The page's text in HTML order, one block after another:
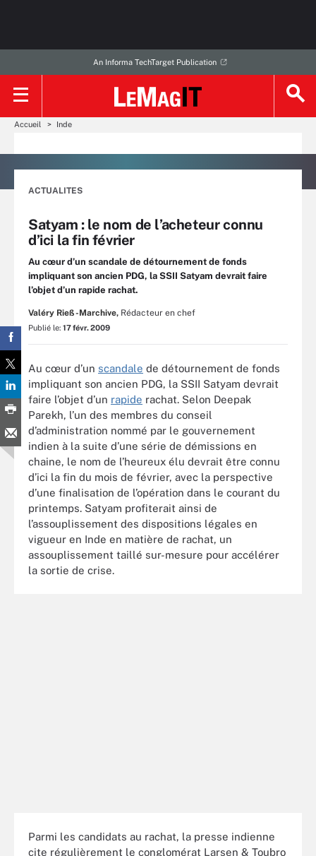
An Informa TechTarget Publication
Accueil Inde
ACTUALITES
Satyam : le nom de l’acheteur connu
d’ici la fin février
Au cœur d’un scandale de détournement de fonds
impliquant son ancien PDG, la SSII Satyam devrait faire
l’objet d’un rapide rachat.
Valéry Rieß-Marchive, Rédacteur en chef
Publié le: 17 févr. 2009
Au cœur d’un scandale de détournement de fonds
impliquant son ancien PDG, la SSII Satyam devrait
faire l’objet d’un rapide rachat. Selon Deepak
Parekh, l’un des membres du conseil
d’administration nommé par le gouvernement
indien à la suite d’une série de démissions en
chaine, le nom de l’heureux élu devrait être connu
d’ici la fin du mois de février, avec la perspective
d’une finalisation de l’opération dans le courant du
printemps. Satyam profiterait ainsi de
l’assouplissement des dispositions légales en
vigueur en Inde en matière de rachat, un
assouplissement taillé sur-mesure pour accélérer
la sortie de crise.
Parmi les candidats au rachat, la presse indienne
cite régulièrement le conglomérat Larsen & Toubro